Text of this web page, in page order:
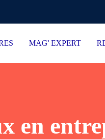
MAG' EXPERT
en